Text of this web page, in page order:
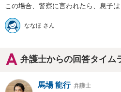
この場合、警察に言われたら、息子
ななほ さん
弁護士からの回答タイム
馬場 龍行 弁護士